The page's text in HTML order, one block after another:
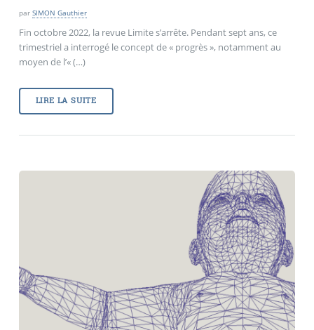
par SIMON Gauthier
Fin octobre 2022, la revue Limite s’arrête. Pendant sept ans, ce
trimestriel a interrogé le concept de « progrès », notamment au
moyen de l’« (…)
LIRE LA SUITE